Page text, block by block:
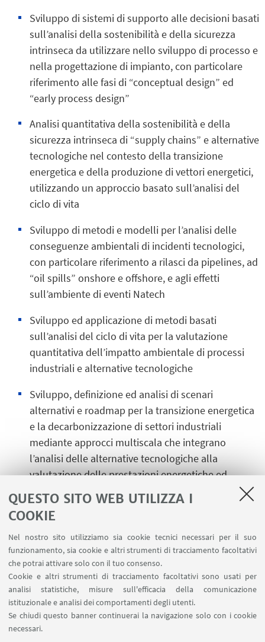
QUESTO SITO WEB UTILIZZA I
COOKIE
Nel nostro sito utilizziamo sia cookie tecnici necessari per il suo
funzionamento, sia cookie e altri strumenti di tracciamento facoltativi
che potrai attivare solo con il tuo consenso.
Cookie e altri strumenti di tracciamento facoltativi sono usati per
analisi statistiche, misure sull'efficacia della comunicazione
istituzionale e analisi dei comportamenti degli utenti.
Se chiudi questo banner continuerai la navigazione solo con i cookie
necessari.
Sviluppo di sistemi di supporto alle decisioni basati
sull’analisi della sostenibilità e della sicurezza
intrinseca da utilizzare nello sviluppo di processo e
nella progettazione di impianto, con particolare
riferimento alle fasi di “conceptual design” ed
“early process design”
Analisi quantitativa della sostenibilità e della
sicurezza intrinseca di “supply chains” e alternative
tecnologiche nel contesto della transizione
energetica e della produzione di vettori energetici,
utilizzando un approccio basato sull’analisi del
ciclo di vita
Sviluppo di metodi e modelli per l’analisi delle
conseguenze ambientali di incidenti tecnologici,
con particolare riferimento a rilasci da pipelines, ad
“oil spills” onshore e offshore, e agli effetti
sull’ambiente di eventi Natech
Sviluppo ed applicazione di metodi basati
sull’analisi del ciclo di vita per la valutazione
quantitativa dell’impatto ambientale di processi
industriali e alternative tecnologiche
Sviluppo, definizione ed analisi di scenari
alternativi e roadmap per la transizione energetica
e la decarbonizzazione di settori industriali
mediante approcci multiscala che integrano
l’analisi delle alternative tecnologiche alla
valutazione delle prestazioni energetiche ed
ambientali anche in relazione al contesto
territoriale specifico.
Il dettaglio delle attività svolte è descritto nelle
schede in lingua inglese.
Nella sezione
Progetti
sono riportati i progetti di
ricerca e le collaborazioni con aziende nell’ambito
delle quali sono svolte parte delle attività di
ricerca.